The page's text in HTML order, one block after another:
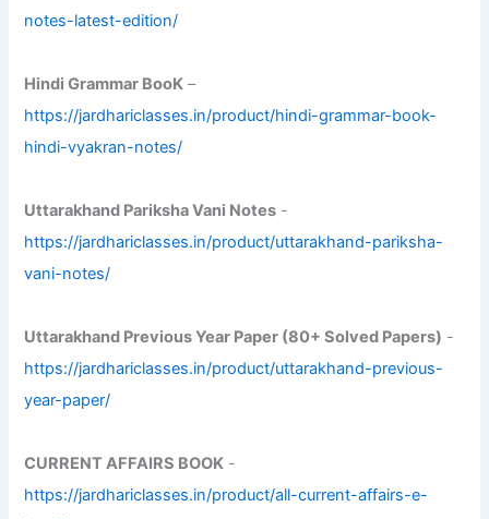
notes-latest-edition/
Hindi Grammar BooK –
https://jardhariclasses.in/product/hindi-grammar-book-
hindi-vyakran-notes/
Uttarakhand Pariksha Vani Notes -
https://jardhariclasses.in/product/uttarakhand-pariksha-
vani-notes/
Uttarakhand Previous Year Paper (80+ Solved Papers) -
https://jardhariclasses.in/product/uttarakhand-previous-
year-paper/
CURRENT AFFAIRS BOOK -
https://jardhariclasses.in/product/all-current-affairs-e-